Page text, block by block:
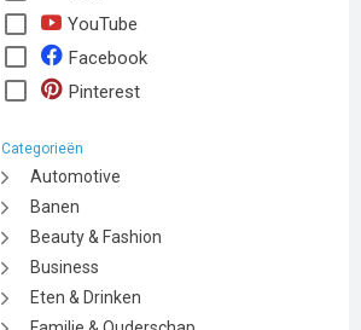
YouTube
Facebook
Pinterest
Categorieën
Automotive
Banen
Beauty & Fashion
Business
Eten & Drinken